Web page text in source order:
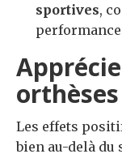
sportives,
Les effets
bien au-delà